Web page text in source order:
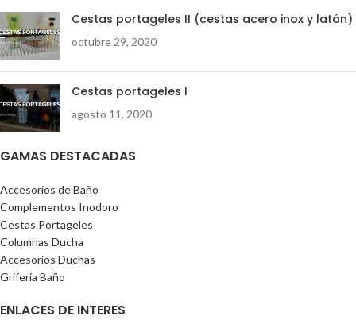
Cestas portageles II (cestas acero inox y latón)
octubre 29, 2020
Cestas portageles I
agosto 11, 2020
GAMAS DESTACADAS
Accesorios de Baño
Complementos Inodoro
Cestas Portageles
Columnas Ducha
Accesorios Duchas
Grifería Baño
ENLACES DE INTERES